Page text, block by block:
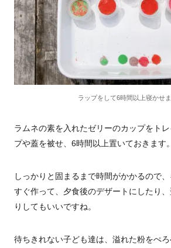
ラップをして6時間以上寝かせま
ラムネの素を入れたゼリーのカップをト
プや蓋を被せ、6時間以上置いておきます。
しっかりと固まるまで時間がかかるので
すぐ作って、夕食後のデザートにしたり
りしてもいいですね。
待ちきれない子ども達は、溢れた粉をぺ